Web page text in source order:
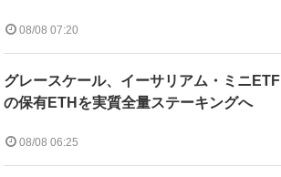
08/08 07:20
グレースケール、イーサリアム・ミニETF
の保有ETHを実質全量ステーキングへ
08/08 06:25